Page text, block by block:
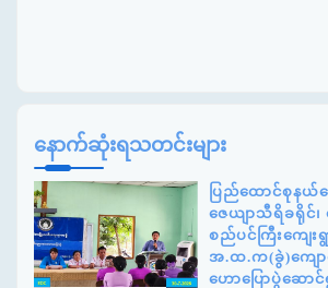
နောက်ဆုံးရသတင်းများ
ပြည်ထောင်စုနယ်မ
ဇေယျာသီရိခရိုင်၊
စည်ပင်ကြီးကျေးရွ
အ.ထ.က(ခွဲ)ကျော
ဟောပြောပွဲဆေ